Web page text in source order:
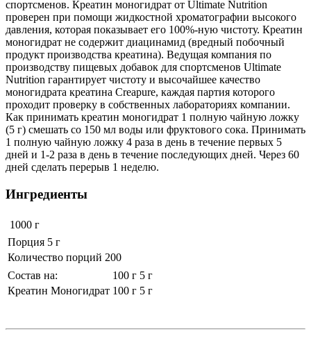
спортсменов. Креатин моногидрат от Ultimate Nutrition
проверен при помощи жидкостной хроматографии высокого
давления, которая показывает его 100%-ную чистоту. Креатин
моногидрат не содержит диацинамид (вредный побочный
продукт производства креатина). Ведущая компания по
производству пищевых добавок для спортсменов Ultimate
Nutrition гарантирует чистоту и высочайшее качество
моногидрата креатина Creapure, каждая партия которого
проходит проверку в собственных лабораториях компании.
Как принимать креатин моногидрат 1 полную чайную ложку
(5 г) смешать со 150 мл воды или фруктового сока. Принимать
1 полную чайную ложку 4 раза в день в течение первых 5
дней и 1-2 раза в день в течение последующих дней. Через 60
дней сделать перерыв 1 неделю.
Ингредиенты
1000 г
Порция 5 г
Количество порций 200
Состав на:
100 г 5 г
Креатин Моногидрат 100 г 5 г